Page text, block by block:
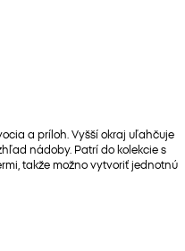
a príloh. Vyšší okraj uľahčuje
nádoby. Patrí do kolekcie s
takže možno vytvoriť jednotnú